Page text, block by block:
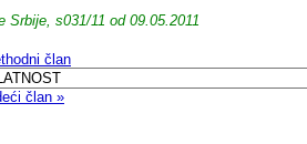
Srbije, s031/11 od 09.05.2011
član
član »